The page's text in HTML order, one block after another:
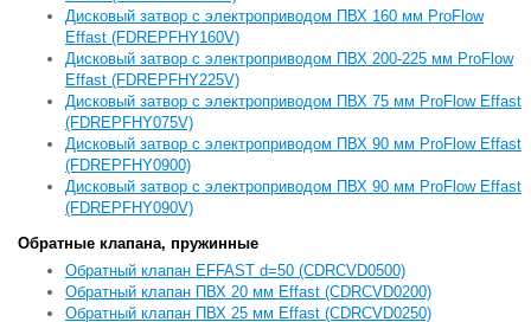
Дисковый затвор с электроприводом ПВХ 160 мм ProFlow
Effast (FDREPFHY160V)
Дисковый затвор с электроприводом ПВХ 200-225 мм ProFlow
Effast (FDREPFHY225V)
Дисковый затвор с электроприводом ПВХ 75 мм ProFlow Effast
(FDREPFHY075V)
Дисковый затвор с электроприводом ПВХ 90 мм ProFlow Effast
(FDREPFHY0900)
Дисковый затвор с электроприводом ПВХ 90 мм ProFlow Effast
(FDREPFHY090V)
Обратные клапана, пружинные
Обратный клапан EFFAST d=50 (CDRCVD0500)
Обратный клапан ПВХ 20 мм Effast (CDRCVD0200)
Обратный клапан ПВХ 25 мм Effast (CDRCVD0250)